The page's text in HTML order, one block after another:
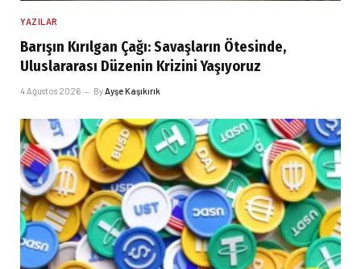
YAZILAR
Barışın Kırılgan Çağı: Savaşların Ötesinde,
Uluslararası Düzenin Krizini Yaşıyoruz
4 Ağustos 2026 ByAyşe Kaşıkırık